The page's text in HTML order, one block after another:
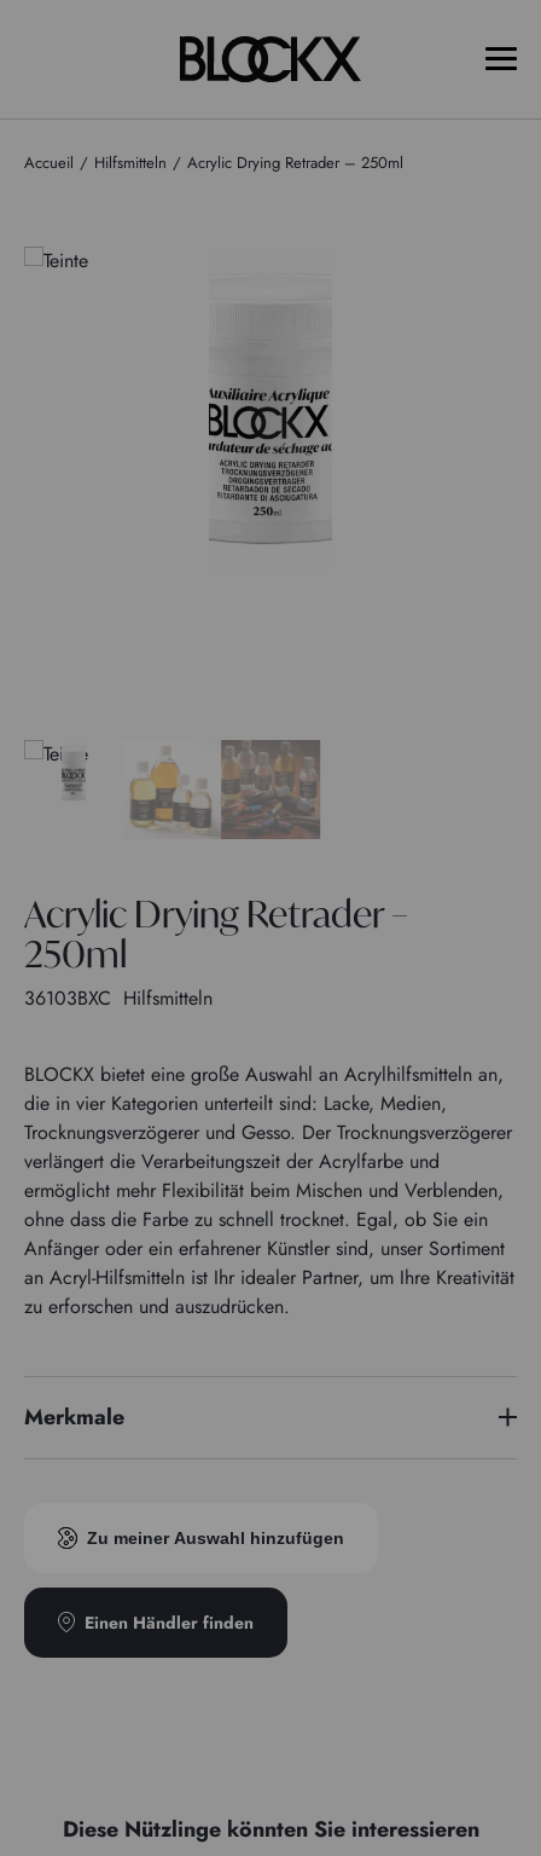
Accueil Hilfsmitteln Acrylic Drying Retrader – 250ml
Acrylic Drying Retrader –
250ml
36103BXC Hilfsmitteln
BLOCKX bietet eine große Auswahl an Acrylhilfsmitteln an,
die in vier Kategorien unterteilt sind: Lacke, Medien,
Trocknungsverzögerer und Gesso. Der Trocknungsverzögerer
verlängert die Verarbeitungszeit der Acrylfarbe und
ermöglicht mehr Flexibilität beim Mischen und Verblenden,
ohne dass die Farbe zu schnell trocknet. Egal, ob Sie ein
Anfänger oder ein erfahrener Künstler sind, unser Sortiment
an Acryl-Hilfsmitteln ist Ihr idealer Partner, um Ihre Kreativität
zu erforschen und auszudrücken.
Merkmale
Zu meiner Auswahl hinzufügen
Einen Händler finden
Diese Nützlinge könnten Sie interessieren